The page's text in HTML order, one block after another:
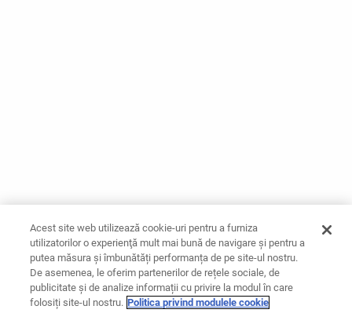
Acest site web utilizează cookie-uri pentru a furniza
utilizatorilor o experienţă mult mai bună de navigare și pentru a
putea măsura și îmbunătăți performanța de pe site-ul nostru.
De asemenea, le oferim partenerilor de rețele sociale, de
publicitate și de analize informații cu privire la modul în care
folosiți site-ul nostru. Politica privind modulele cookie